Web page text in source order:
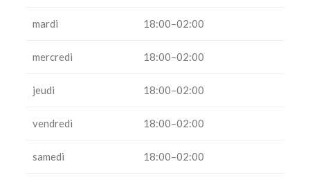
mardi 18:00–02:00
mercredi 18:00–02:00
jeudi 18:00–02:00
vendredi 18:00–02:00
samedi 18:00–02:00